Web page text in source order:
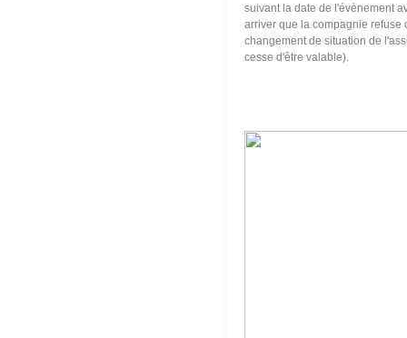
suivant la date de l'évènement
arriver que la compagnie refuse
changement de situation de
cesse d'être valable).